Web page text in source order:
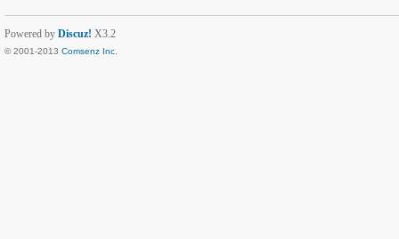
Powered by Discuz! X3.2
© 2001-2013 Comsenz Inc.